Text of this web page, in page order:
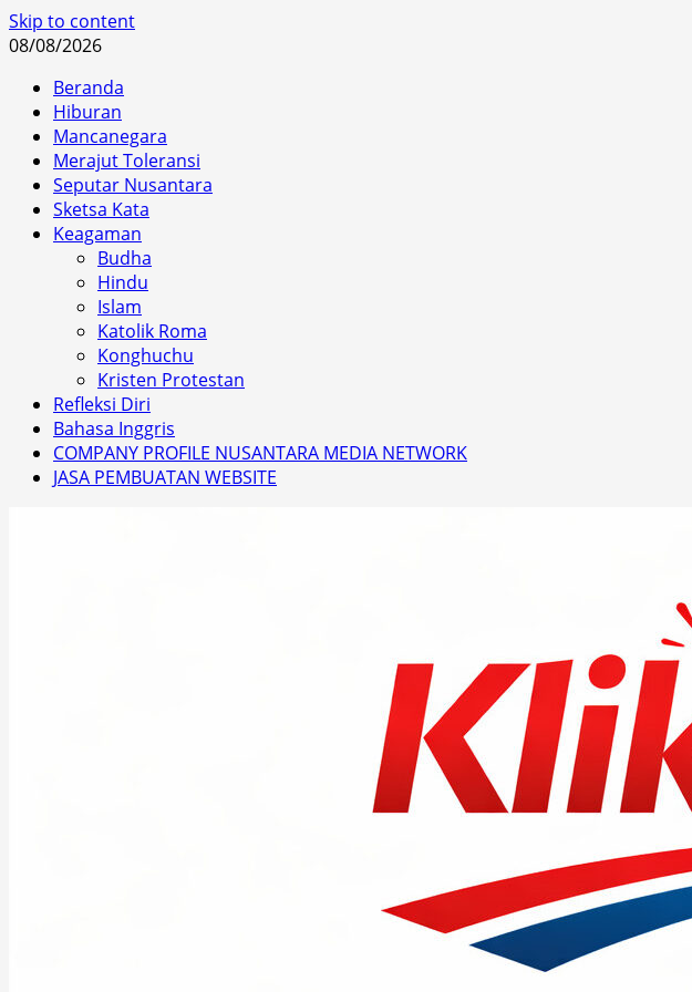
Skip to content
08/08/2026
Beranda
Hiburan
Mancanegara
Merajut Toleransi
Seputar Nusantara
Sketsa Kata
Keagaman
Budha
Hindu
Islam
Katolik Roma
Konghuchu
Kristen Protestan
Refleksi Diri
Bahasa Inggris
COMPANY PROFILE NUSANTARA MEDIA NETWORK
JASA PEMBUATAN WEBSITE